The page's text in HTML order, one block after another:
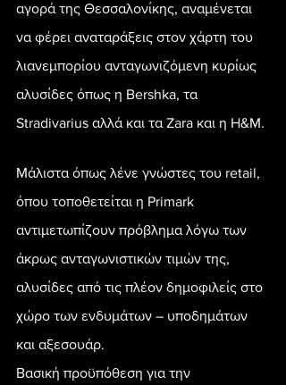
αγορά της Θεσσαλονίκης, αναμένεται
να φέρει αναταράξεις στον χάρτη του
λιανεμπορίου ανταγωνιζόμενη κυρίως
αλυσίδες όπως η Bershka, τα
Stradivarius αλλά και τα Zara και η H&M.
Μάλιστα όπως λένε γνώστες του retail,
όπου τοποθετείται η Primark
αντιμετωπίζουν πρόβλημα λόγω των
άκρως ανταγωνιστικών τιμών της,
αλυσίδες από τις πλέον δημοφιλείς στο
χώρο των ενδυμάτων – υποδημάτων
και αξεσουάρ.
Βασική προϋπόθεση για την